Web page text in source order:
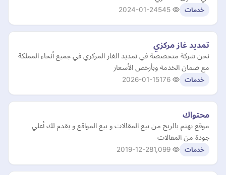
خدمات 2024-01-24
تمديد غاز مركزي
نحن شركة متخصصة في تمديد الغاز المركزي في جميع أنحاء المملكة
مع ضمان الخدمة وبأرخص الأسعار
خدمات 2026-01-15
محتواك
موقع يهتم بالربح من بيع المقالات و بيع المواقع و يقدم لك أعلي
جودة من المقالات
خدمات 2019-12-28